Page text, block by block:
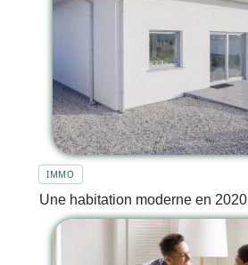
IMMO
Une habitation moderne en 2020